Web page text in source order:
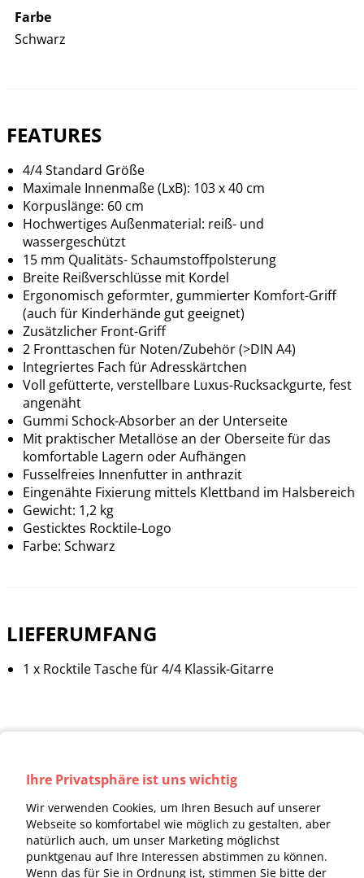
Ihre Privatsphäre ist uns wichtig
Wir verwenden Cookies, um Ihren Besuch auf unserer
Webseite so komfortabel wie möglich zu gestalten, aber
natürlich auch, um unser Marketing möglichst
punktgenau auf Ihre Interessen abstimmen zu können.
Wenn das für Sie in Ordnung ist, stimmen Sie bitte der
Farbe
Schwarz
FEATURES
4/4 Standard Größe
Maximale Innenmaße (LxB): 103 x 40 cm
Korpuslänge: 60 cm
Hochwertiges Außenmaterial: reiß- und
wassergeschützt
15 mm Qualitäts- Schaumstoffpolsterung
Breite Reißverschlüsse mit Kordel
Ergonomisch geformter, gummierter Komfort-Griff
(auch für Kinderhände gut geeignet)
Zusätzlicher Front-Griff
2 Fronttaschen für Noten/Zubehör (>DIN A4)
Integriertes Fach für Adresskärtchen
Voll gefütterte, verstellbare Luxus-Rucksackgurte, fest
angenäht
Gummi Schock-Absorber an der Unterseite
Mit praktischer Metallöse an der Oberseite für das
komfortable Lagern oder Aufhängen
Fusselfreies Innenfutter in anthrazit
Eingenähte Fixierung mittels Klettband im Halsbereich
Gewicht: 1,2 kg
Gesticktes Rocktile-Logo
Farbe: Schwarz
LIEFERUMFANG
1 x Rocktile Tasche für 4/4 Klassik-Gitarre